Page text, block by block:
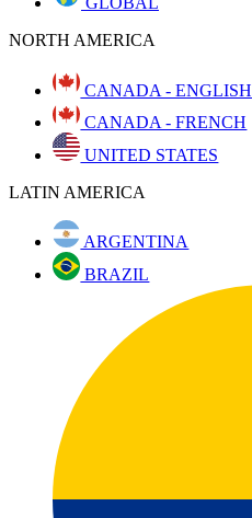
NORTH AMERICA
CANADA - ENGLISH
CANADA - FRENCH
UNITED STATES
LATIN AMERICA
ARGENTINA
BRAZIL